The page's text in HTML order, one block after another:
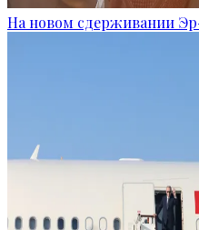
На новом сдерживании